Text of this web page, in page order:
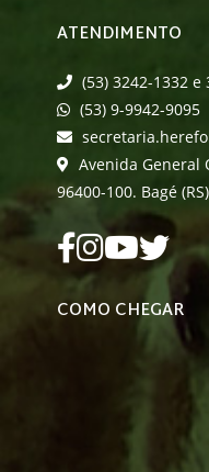
ATENDIMENTO
(53) 3242-1332 e
(53) 9-9942-9095
Avenida General
96400-100. Bagé (RS)
COMO CHEGAR